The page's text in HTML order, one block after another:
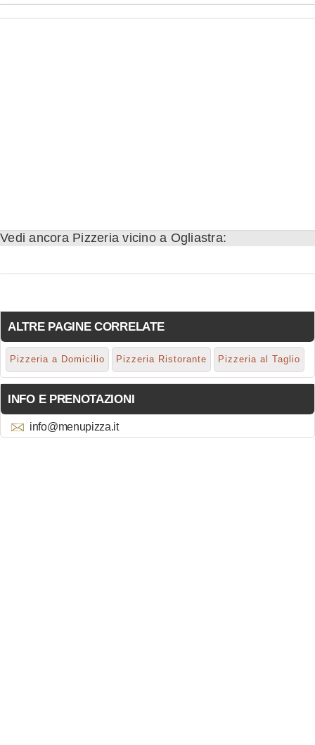
Vedi ancora Pizzeria vicino a Ogliastra:
ALTRE PAGINE CORRELATE
Pizzeria a Domicilio Pizzeria Ristorante Pizzeria al Taglio
INFO E PRENOTAZIONI
info@menupizza.it